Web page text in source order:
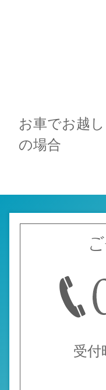
お車でお越し
の場合
受付